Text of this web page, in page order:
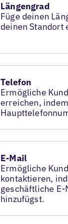
Längengrad
Füge deinen
deinen Standort
Telefon
Ermögliche
erreichen,
E-Mail
Ermögliche
kontaktieren,
geschäftliche
hinzufügst.